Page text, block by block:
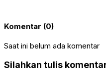
Komentar (0)
Saat ini belum ada komentar
Silahkan tulis